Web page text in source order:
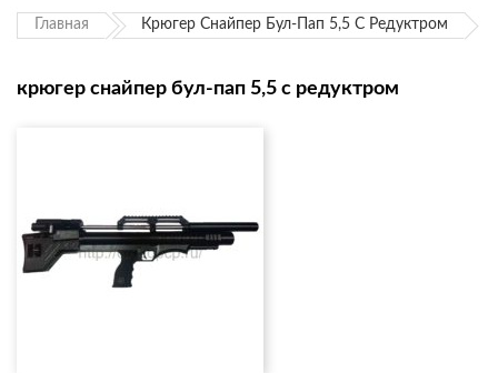
Главная Крюгер Снайпер Бул-Пап 5,5 С Редуктром
крюгер снайпер бул-пап 5,5 с редуктром